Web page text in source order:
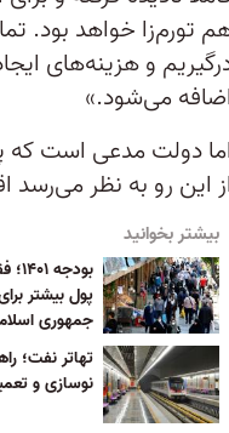
و هزینه‌های
اضافه می‌شود.»
اما دولت مدعی است که
از این رو به نظر می‌رسد
بیشتر بخوانید
پول بیشتر
جمهوری
تهاتر نفت؛
نوسازی و